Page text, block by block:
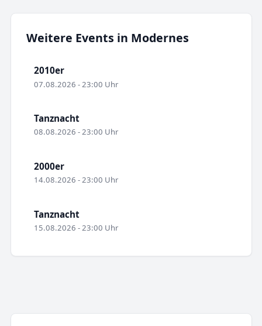
Weitere Events in Modernes
2010er
07.08.2026 - 23:00 Uhr
Tanznacht
08.08.2026 - 23:00 Uhr
2000er
14.08.2026 - 23:00 Uhr
Tanznacht
15.08.2026 - 23:00 Uhr